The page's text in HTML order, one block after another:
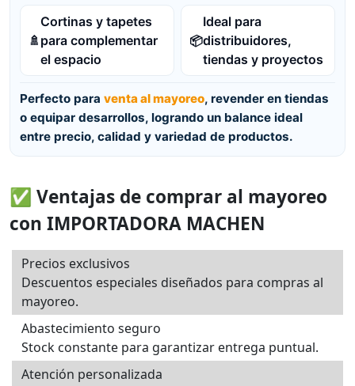
🚿
Cortinas y tapetes
para complementar
el espacio
📦
Ideal para
distribuidores,
tiendas y proyectos
Perfecto para venta al mayoreo, revender en tiendas
o equipar desarrollos, logrando un balance ideal
entre precio, calidad y variedad de productos.
✅ Ventajas de comprar al mayoreo
con IMPORTADORA MACHEN
Precios exclusivos
Descuentos especiales diseñados para compras al
mayoreo.
Abastecimiento seguro
Stock constante para garantizar entrega puntual.
Atención personalizada